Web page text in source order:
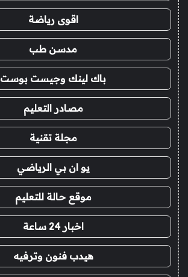
اقوى رياضة
مدسن طب
باك لينك وجيست بوست
مصادر التعليم
مجلة تقنية
يو ان بي الرياضي
موقع حالة للتعليم
اخبار 24 ساعة
هيدب فنون وترفيه